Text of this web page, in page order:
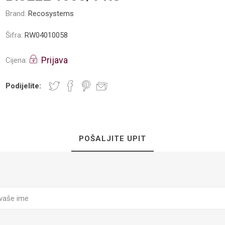
Brand: Recosystems
Šifra: RW04010058
Cijena: Prijava
Podijelite:
POŠALJITE UPIT